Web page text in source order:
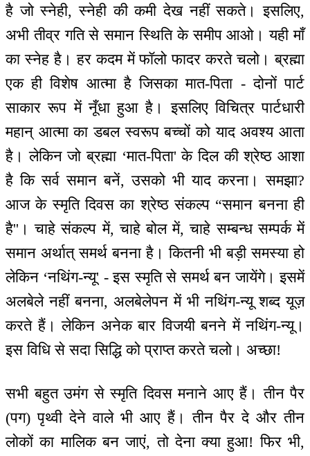
है जो स्नेही, स्नेही की कमी देख नहीं सकते। इसलिए,
अभी तीव्र गति से समान स्थिति के समीप आओ। यही माँ
का स्नेह है। हर कदम में फॉलो फादर करते चलो। ब्रह्मा
एक ही विशेष आत्मा है जिसका मात-पिता - दोनों पार्ट
साकार रूप में नूँधा हुआ है। इसलिए विचित्र पार्टधारी
महान् आत्मा का डबल स्वरूप बच्चों को याद अवश्य आता
है। लेकिन जो ब्रह्मा ‘मात-पिता' के दिल की श्रेष्ठ आशा
है कि सर्व समान बनें, उसको भी याद करना। समझा?
आज के स्मृति दिवस का श्रेष्ठ संकल्प “समान बनना ही
है''। चाहे संकल्प में, चाहे बोल में, चाहे सम्बन्ध सम्पर्क में
समान अर्थात् समर्थ बनना है। कितनी भी बड़ी समस्या हो
लेकिन ‘नथिंग-न्यू' - इस स्मृति से समर्थ बन जायेंगे। इसमें
अलबेले नहीं बनना, अलबेलेपन में भी नथिंग-न्यू शब्द यूज़
करते हैं। लेकिन अनेक बार विजयी बनने में नथिंग-न्यू।
इस विधि से सदा सिद्धि को प्राप्त करते चलो। अच्छा!
सभी बहुत उमंग से स्मृति दिवस मनाने आए हैं। तीन पैर
(पग) पृथ्वी देने वाले भी आए हैं। तीन पैर दे और तीन
लोकों का मालिक बन जाएं, तो देना क्या हुआ! फिर भी,